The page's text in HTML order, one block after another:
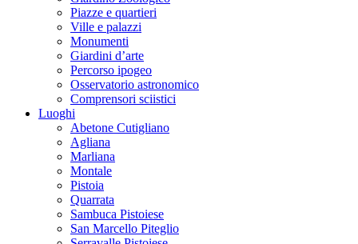
Piazze e quartieri
Ville e palazzi
Monumenti
Giardini d’arte
Percorso ipogeo
Osservatorio astronomico
Comprensori sciistici
Luoghi
Abetone Cutigliano
Agliana
Marliana
Montale
Pistoia
Quarrata
Sambuca Pistoiese
San Marcello Piteglio